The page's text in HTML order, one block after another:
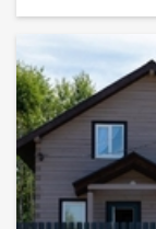
холодное
Земельный
Отличное
недалеко от
общественного
Категория
разрешенного
инфраструктура,
расписанию.